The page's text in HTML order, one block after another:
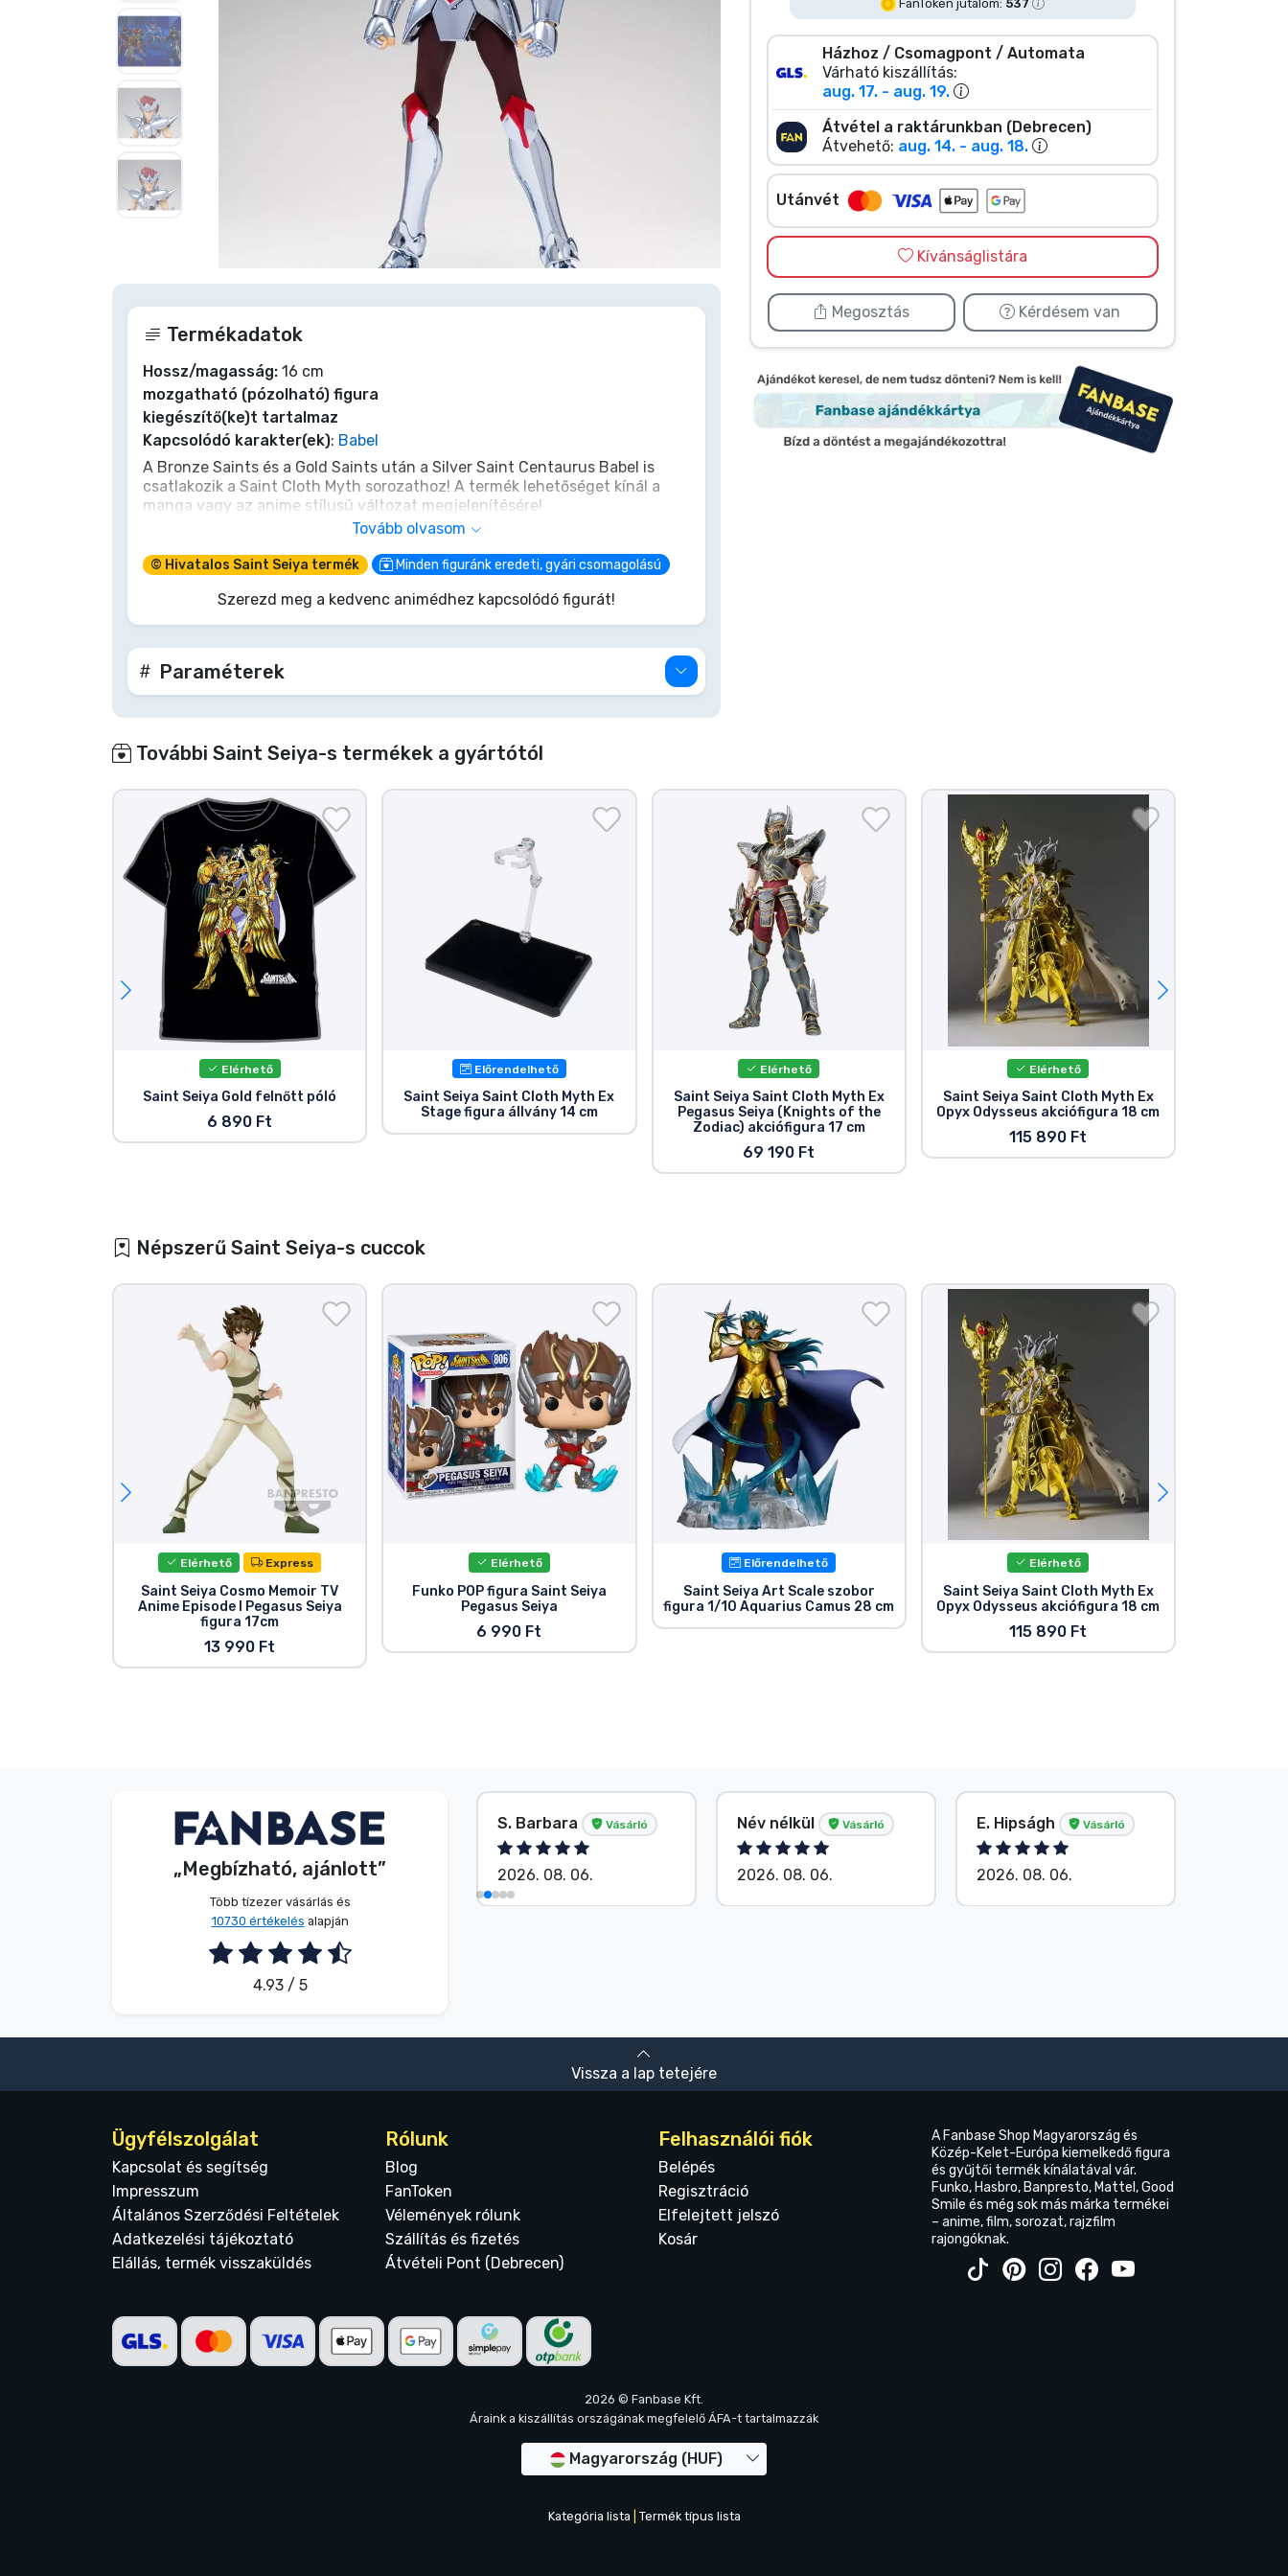
Nagyításhoz kattints duplán a képre
FanToken jutalom: 537
Házhoz / Csomagpont / Automata
Várható kiszállítás:
aug. 17. - aug. 19.
Átvétel a raktárunkban (Debrecen)
Átvehető: aug. 14. - aug. 18.
Utánvét
Kívánságlistára
Megosztás Kérdésem van
Termékadatok
Hossz/magasság: 16 cm
mozgatható (pózolható) figura
kiegészítő(ke)t tartalmaz
Kapcsolódó karakter(ek): Babel
A Bronze Saints és a Gold Saints után a Silver Saint Centaurus Babel is
csatlakozik a Saint Cloth Myth sorozathoz! A termék lehetőséget kínál a
manga vagy az anime stílusú változat megjelenítésére!
páncél szett, három választható arckifejezés, választható haj rész,
választható manga-stílusú alkatrészek, Object mode keret.
Tovább olvasom
© Hivatalos Saint Seiya termék Minden figuránk eredeti, gyári csomagolású
Szerezd meg a kedvenc animédhez kapcsolódó figurát!
Paraméterek
További Saint Seiya-s termékek a gyártótól
Elérhető
Saint Seiya Gold felnőtt póló
6 890 Ft
Előrendelhető
Saint Seiya Saint Cloth Myth Ex
Stage figura állvány 14 cm
Elérhető
Saint Seiya Saint Cloth Myth Ex
Pegasus Seiya (Knights of the
Zodiac) akciófigura 17 cm
69 190 Ft
Elérhető
Saint Seiya Saint Cloth Myth Ex
Opyx Odysseus akciófigura 18 cm
115 890 Ft
Népszerű Saint Seiya-s cuccok
Elérhető Express
Saint Seiya Cosmo Memoir TV
Anime Episode I Pegasus Seiya
figura 17cm
13 990 Ft
Elérhető
Funko POP figura Saint Seiya
Pegasus Seiya
6 990 Ft
Előrendelhető
Saint Seiya Art Scale szobor
figura 1/10 Aquarius Camus 28 cm
Elérhető
Saint Seiya Saint Cloth Myth Ex
Opyx Odysseus akciófigura 18 cm
115 890 Ft
„Megbízható, ajánlott”
Több tízezer vásárlás és
10730 értékelés alapján
4.93 / 5
V. Éva Vásárló
2026. 08. 06.
S. Barbara Vásárló
2026. 08. 06.
Név nélkül Vásárló
2026. 08. 06.
E. Hipságh Vásárló
2026. 08. 06.
Vissza a lap tetejére
Ügyfélszolgálat
Kapcsolat és segítség
Impresszum
Általános Szerződési Feltételek
Adatkezelési tájékoztató
Elállás, termék visszaküldés
Rólunk
Blog
FanToken
Vélemények rólunk
Szállítás és fizetés
Átvételi Pont (Debrecen)
Felhasználói fiók
Belépés
Regisztráció
Elfelejtett jelszó
Kosár
A Fanbase Shop Magyarország és
Közép-Kelet-Európa kiemelkedő figura
és gyűjtői termék kínálatával vár.
Funko, Hasbro, Banpresto, Mattel, Good
Smile és még sok más márka termékei
– anime, film, sorozat, rajzfilm
rajongóknak.
2026 © Fanbase Kft.
Áraink a kiszállítás országának megfelelő ÁFA-t tartalmazzák
Magyarország (HUF)
Kategória lista Termék típus lista
Szállítás és fizetés
Filmes cuccok
Mesés cuccok
Gamer cuccok
Sportos cuccok
Zenés cuccok
Terméktípusok